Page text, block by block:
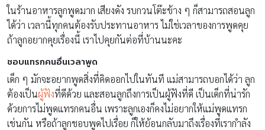
ในร้านอาหารลูกพูดมาก เสียงดัง รบกวนโต๊ะข้าง ๆ ก็สามารถสอนลูก
ได้ว่า เวลานี้ทุกคนต้องรับประทานอาหาร ไม่ใช่เวลาของการพูดคุย
ถ้าลูกอยากคุยเรื่องนี้ เราไปคุยกันต่อที่บ้านนะคะ
ชอบแทรกคนอื่นเวลาพูด
เด็ก ๆ มักจะอยากพูดสิ่งที่คิดออกไปในทันที แม่สามารถบอกได้ว่า ลูก
ต้องเป็นผู้ฟังที่ดีด้วย และสอนลูกถึงการเป็นผู้ฟังที่ดี เป็นเด็กที่น่ารัก
ด้วยการไม่พูดแทรกคนอื่น เพราะลูกเองก็คงไม่อยากให้แม่พูดแทรก
เช่นกัน หรือถ้าลูกชอบพูดไปเรื่อย ก็ให้ย้อนกลับมาถึงเรื่องที่เรากำลัง